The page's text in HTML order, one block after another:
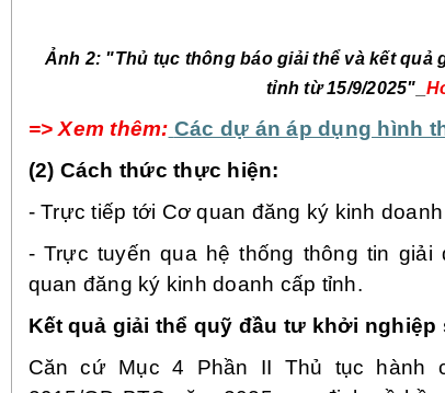
Ảnh 2: "Thủ tục thông báo giải thể và kết quả
tỉnh từ 15/9/2025"_
=> Xem thêm: Các dự án áp dụng hình
(2) Cách thức thực hiện:
- Trực tiếp tới Cơ quan đăng ký kinh
- Trực tuyến qua hệ thống thông tin
quan đăng ký kinh doanh cấp tỉnh.
Kết quả giải thể quỹ đầu tư khởi nghiệp
Căn cứ Mục 4 Phần II Thủ tục hành